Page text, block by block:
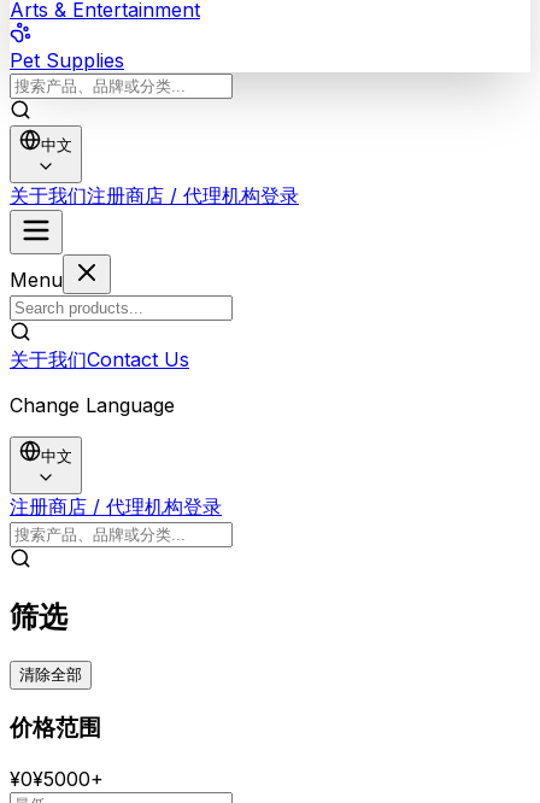
Arts & Entertainment
Pet Supplies
中文
关于我们注册商店 / 代理机构登录
Menu
关于我们Contact Us
Change Language
中文
注册商店 / 代理机构登录
筛选
清除全部
价格范围
¥0¥5000+